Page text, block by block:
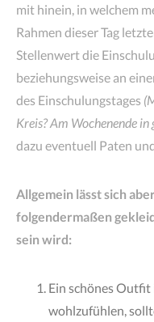
mit hinein, in welchem
Rahmen dieser Tag
Stellenwert die
beziehungsweise an
des Einschulungstages
Kreis? Am Wochenende
dazu eventuell Paten
Allgemein lässt sich
folgendermaßen
sein wird:
Ein schönes
wohlzufühlen,